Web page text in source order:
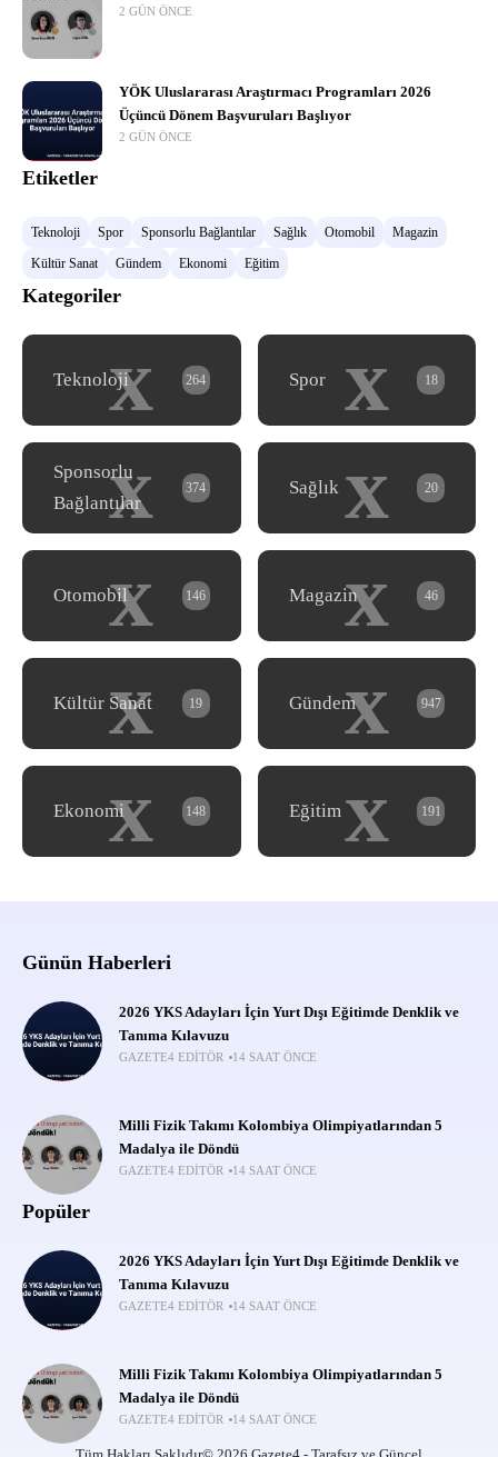
2 GÜN ÖNCE
YÖK Uluslararası Araştırmacı Programları 2026
Üçüncü Dönem Başvuruları Başlıyor
2 GÜN ÖNCE
Etiketler
Teknoloji Spor Sponsorlu Bağlantılar Sağlık Otomobil
Magazin
Kültür Sanat
Gündem Ekonomi Eğitim
Kategoriler
x
Teknoloji 264 x
Spor 18
x
Sponsorlu
Bağlantılar
374 x
Sağlık 20
x
Otomobil 146 x
Magazin 46
x
Kültür Sanat 19 x
Gündem 947
x
Ekonomi 148 x
Eğitim 191
Günün Haberleri
2026 YKS Adayları İçin Yurt Dışı Eğitimde Denklik ve
Tanıma Kılavuzu
GAZETE4 EDITÖR 14 SAAT ÖNCE
Milli Fizik Takımı Kolombiya Olimpiyatlarından 5
Madalya ile Döndü
GAZETE4 EDITÖR 14 SAAT ÖNCE
Popüler
2026 YKS Adayları İçin Yurt Dışı Eğitimde Denklik ve
Tanıma Kılavuzu
GAZETE4 EDITÖR 14 SAAT ÖNCE
Milli Fizik Takımı Kolombiya Olimpiyatlarından 5
Madalya ile Döndü
GAZETE4 EDITÖR 14 SAAT ÖNCE